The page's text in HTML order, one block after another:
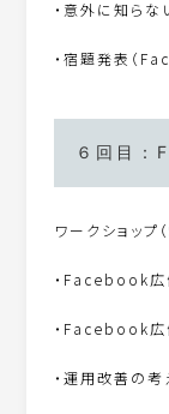
・意外に知ら
・宿題発表（
６回目：
ワークショップ
・Facebook広
・Facebook広
・運用改善の考